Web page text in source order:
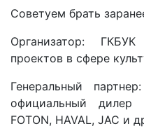
Советуем брать
Организатор:
проектов в сфере
Генеральный
официальный дилер
FOTON, HAVAL, JAC и